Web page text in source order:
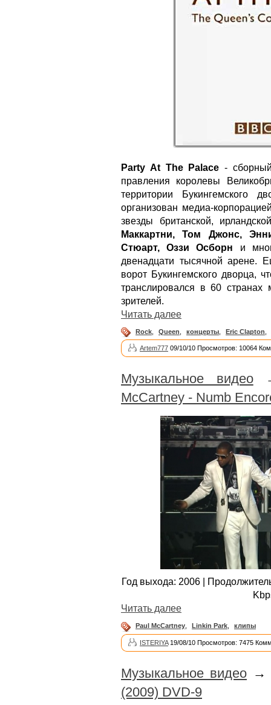
Party At The Palace -
правления королевы
территории
организован медиа-
звезды британской,
Маккартни, Том Джонс,
Стюарт, Оззи Осборн и
двенадцати тысячной арене.
ворот Букингемского дворца,
транслировался в 60
зрителей.
Читать далее
Rock Queen концерты Eric Clapton
Artem777 09/10/10 Просмотров: 10064
Музыкальное видео
McCartney - Numb
Год выхода: 2006 |
Читать далее
Paul McCartney, Linkin Park, клипы
ISTERIYA19/08/10 Просмотров: 7475
Музыкальное видео
(2009) DVD-9